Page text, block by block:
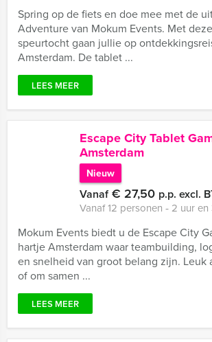
Spring op de fiets en doe mee met de
Adventure van Mokum Events. Met
speurtocht gaan jullie op
Amsterdam. De tablet ...
LEES MEER
Escape City Tablet
Amsterdam
Nieuw
Vanaf€ 27,50 p.p. excl.
Vanaf 12 personen ‐ 2 uur
Mokum Events biedt u de Escape City
hartje Amsterdam waar teambuilding,
en snelheid van groot belang zijn. Leuk
of om samen ...
LEES MEER